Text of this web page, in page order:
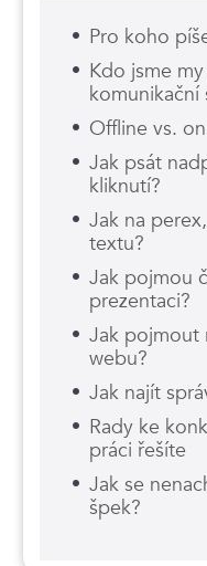
Pro koho
Kdo jsme
komunikační
Offline vs.
Jak psát
kliknutí?
Jak na
textu?
Jak pojmou
prezentaci?
Jak pojmout
webu?
Jak najít
Rady ke
práci řešíte
Jak se
špek?